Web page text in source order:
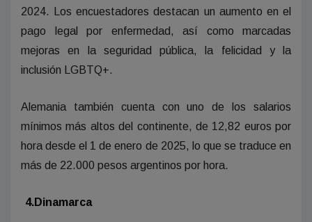
2024. Los encuestadores destacan un aumento en el
pago legal por enfermedad, así como marcadas
mejoras en la seguridad pública, la felicidad y la
inclusión LGBTQ+.
Alemania también cuenta con uno de los salarios
mínimos más altos del continente, de 12,82 euros por
hora desde el 1 de enero de 2025, lo que se traduce en
más de 22.000 pesos argentinos por hora.
4.Dinamarca